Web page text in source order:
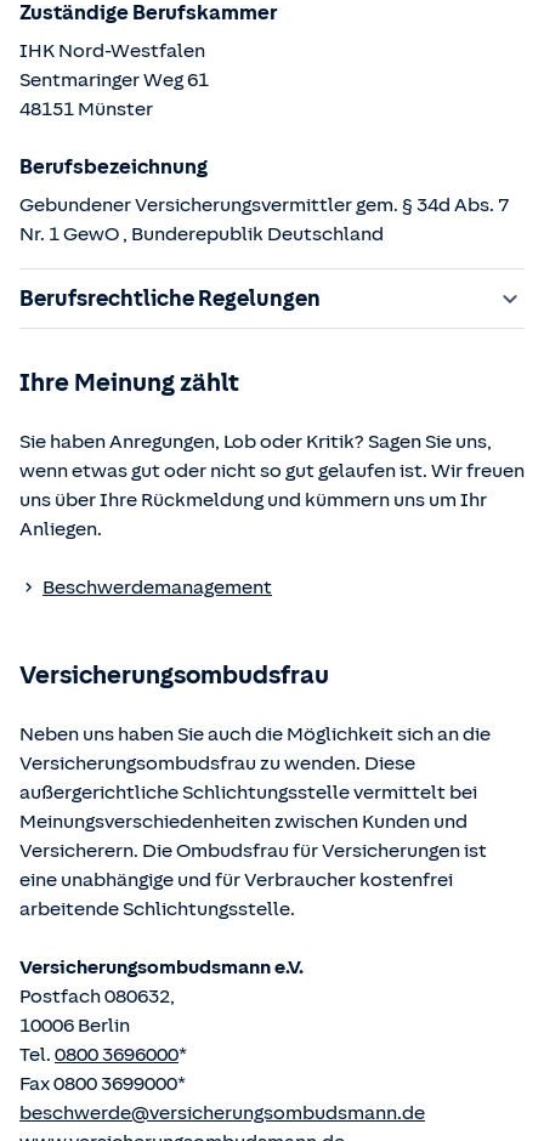
Zuständige Berufskammer
IHK Nord-Westfalen
Sentmaringer Weg61
48151 Münster
Berufsbezeichnung
Gebundener Versicherungsvermittler gem. § 34d Abs. 7
Nr. 1 GewO , Bunderepublik Deutschland
Berufsrechtliche Regelungen
§§ 59 – 68 Gesetz über den Versicherungsvertrag
§ 48b Versicherungsaufsichtsgesetz (VAG)
Verordnung über die Versicherungsvermittlung und -
Die berufsrechtlichen Regelungen können über die vom
eingesehen und abgerufen werden.
Ihre Meinung zählt
Sie haben Anregungen, Lob oder Kritik? Sagen Sie uns,
wenn etwas gut oder nicht so gut gelaufen ist. Wir freuen
uns über Ihre Rückmeldung und kümmern uns um Ihr
Anliegen.
Beschwerdemanagement
Versicherungsombudsfrau
Neben uns haben Sie auch die Möglichkeit sich an die
Versicherungsombudsfrau zu wenden. Diese
außergerichtliche Schlichtungsstelle vermittelt bei
Meinungsverschiedenheiten zwischen Kunden und
Versicherern. Die Ombudsfrau für Versicherungen ist
eine unabhängige und für Verbraucher kostenfrei
arbeitende Schlichtungsstelle.
Versicherungsombudsmann e.V.
Postfach 080632,
10006 Berlin
Tel. 0800 3696000*
Fax 0800 3699000*
beschwerde@versicherungsombudsmann.de